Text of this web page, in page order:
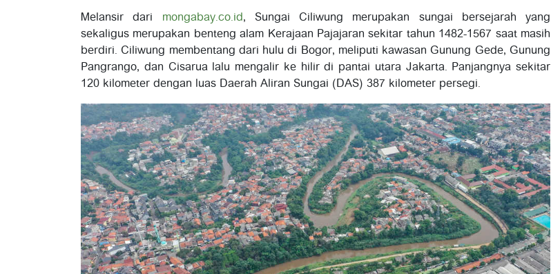
Melansir dari mongabay.co.id, Sungai Ciliwung merupakan sungai bersejarah yang
sekaligus merupakan benteng alam Kerajaan Pajajaran sekitar tahun 1482-1567 saat masih
berdiri. Ciliwung membentang dari hulu di Bogor, meliputi kawasan Gunung Gede, Gunung
Pangrango, dan Cisarua lalu mengalir ke hilir di pantai utara Jakarta. Panjangnya sekitar
120 kilometer dengan luas Daerah Aliran Sungai (DAS) 387 kilometer persegi.